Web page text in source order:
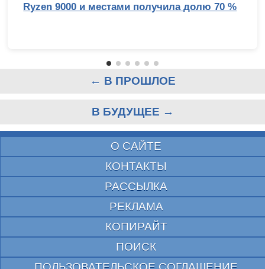
Ryzen 9000 и местами получила долю 70 %
← В ПРОШЛОЕ
В БУДУЩЕЕ →
О САЙТЕ
КОНТАКТЫ
РАССЫЛКА
РЕКЛАМА
КОПИРАЙТ
ПОИСК